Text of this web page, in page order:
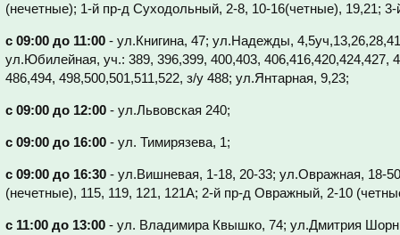
(нечетные); 1-й пр-д Суходольный, 2-8, 10-16(четные), 19,21;
с 09:00 до 11:00 - ул.Книгина, 47; ул.Надежды,
ул.Юбилейная, уч.: 389, 396,399, 400,403, 406,416,420,424,427,
486,494, 498,500,501,511,522, з/у 488; ул.Янтарная, 9,23;
с 09:00 до 12:00 - ул.Львовская 240;
с 09:00 до 16:00 - ул. Тимирязева, 1;
с 09:00 до 16:30 - ул.Вишневая, 1-18, 20-33; ул.Овражная, 18-
(нечетные), 115, 119, 121, 121А; 2-й пр-д Овражный, 2-10
с 11:00 до 13:00 - ул. Владимира Квышко, 74; ул.Дмитрия